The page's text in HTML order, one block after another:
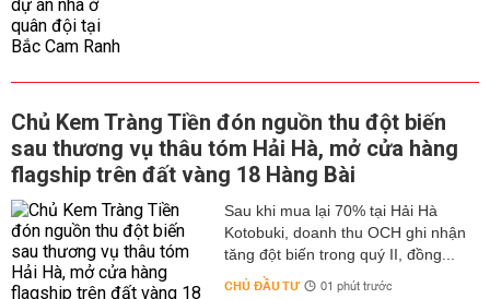
Chủ Kem Tràng Tiền đón nguồn thu đột biến
sau thương vụ thâu tóm Hải Hà, mở cửa hàng
flagship trên đất vàng 18 Hàng Bài
Sau khi mua lại 70% tại Hải Hà
Kotobuki, doanh thu OCH ghi nhận
tăng đột biến trong quý II, đồng...
CHỦ ĐẦU TƯ 01 phút trước